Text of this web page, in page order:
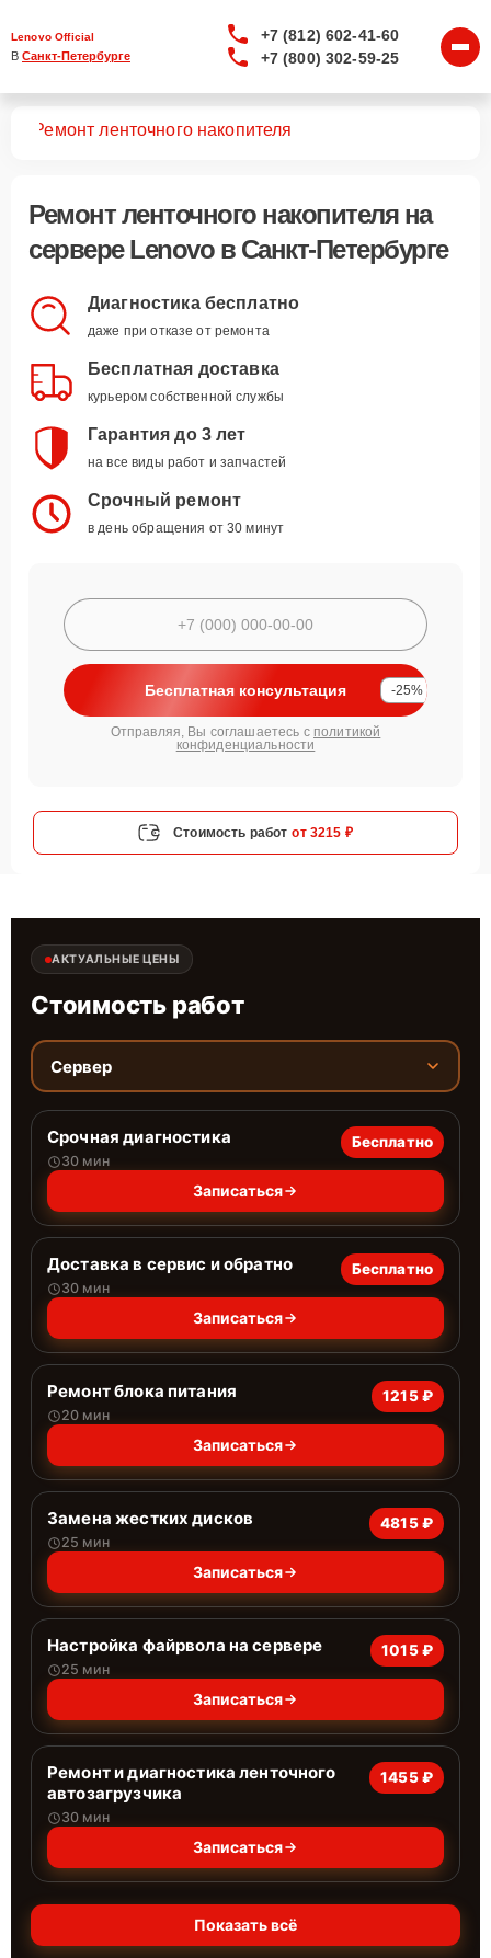
Lenovo Official
В Санкт-Петербурге
+7 (812) 602-41-60
+7 (800) 302-59-25
Ремонт ленточного накопителя
Ремонт ленточного накопителяна
сервере Lenovo в Санкт-Петербурге
Диагностика бесплатно
даже при отказе от ремонта
Бесплатная доставка
курьером собственной службы
Гарантия до 3 лет
на все виды работ и запчастей
Срочный ремонт
в день обращения от 30 минут
Бесплатная консультация -25%
Отправляя, Вы соглашаетесь с политикой
конфиденциальности
Стоимость работ от 3215 ₽
АКТУАЛЬНЫЕ ЦЕНЫ
Стоимость работ
Сервер
Срочная диагностика
30 мин
Бесплатно
Записаться
Доставка в сервис и обратно
30 мин
Бесплатно
Записаться
Ремонт блока питания
20 мин
1215 ₽
Записаться
Замена жестких дисков
25 мин
4815 ₽
Записаться
Настройка файрвола на сервере
25 мин
1015 ₽
Записаться
Ремонт и диагностика ленточного
автозагрузчика
30 мин
1455 ₽
Записаться
Показать всё